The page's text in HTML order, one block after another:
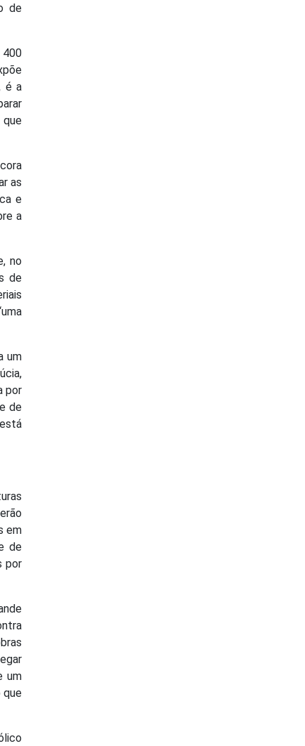
de
400
é a
que
as
e
a
no
de
um
por
de
em
de
por
um
que